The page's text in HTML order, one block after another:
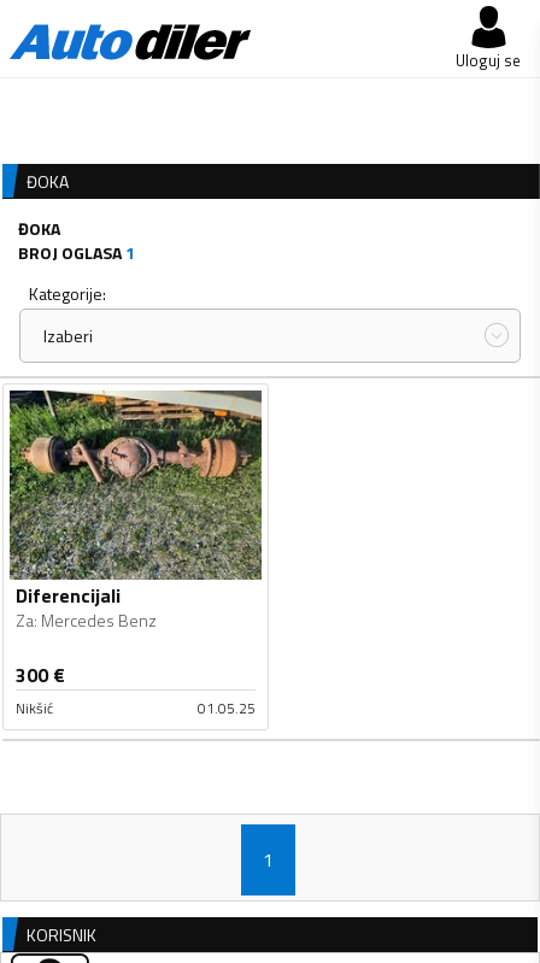
Uloguj se
ĐOKA
ĐOKA
BROJ OGLASA1
Kategorije:
Izaberi
Diferencijali
Za: Mercedes Benz
300€
Nikšić 01.05.25
1
KORISNIK